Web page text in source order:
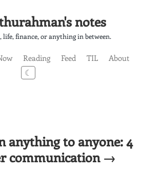
notes
life, finance, or anything in between.
Reading Feed TIL
About
☾
anything to anyone: 4
communication →